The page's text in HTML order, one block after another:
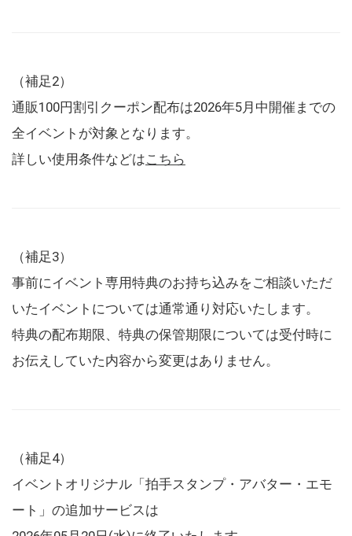
（補足2）
通販100円割引クーポン配布は2026年5月中開催までの
全イベントが対象となります。
詳しい使用条件などはこちら
（補足3）
事前にイベント専用特典のお持ち込みをご相談いただ
いたイベントについては通常通り対応いたします。
特典の配布期限、特典の保管期限については受付時に
お伝えしていた内容から変更はありません。
（補足4）
イベントオリジナル「拍手スタンプ・アバター・エモ
ート」の追加サービスは